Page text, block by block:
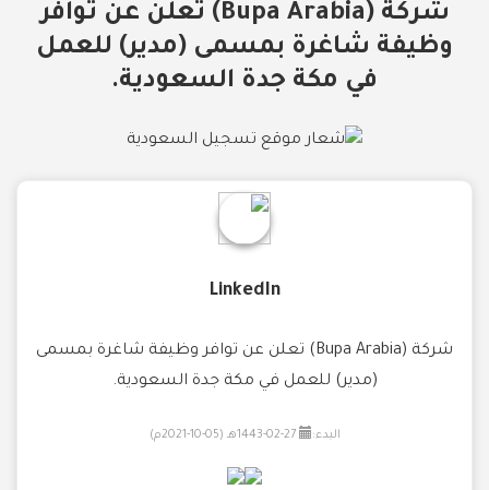
شركة (Bupa Arabia) تعلن عن توافر
وظيفة شاغرة بمسمى (مدير) للعمل
في مكة جدة السعودية.
LinkedIn
شركة (Bupa Arabia) تعلن عن توافر وظيفة شاغرة بمسمى
(مدير) للعمل في مكة جدة السعودية.
البدء: 27-02-1443هـ (05-10-2021م)